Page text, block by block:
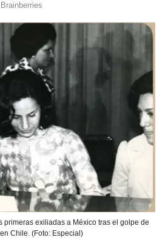
primeras exiliadas a México tras el golpe de
Chile. (Foto: Especial)